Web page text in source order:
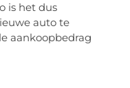
is het dus
auto te
aankoopbedrag